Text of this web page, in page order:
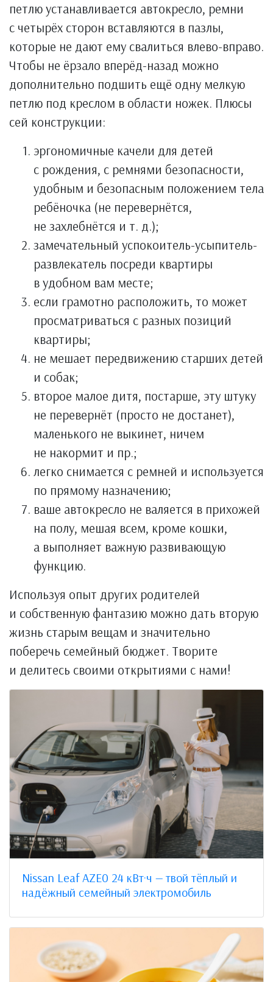
петлю устанавливается автокресло, ремни
с четырёх сторон вставляются в пазлы,
которые не дают ему свалиться влево-вправо.
Чтобы не ёрзало вперёд-назад можно
дополнительно подшить ещё одну мелкую
петлю под креслом в области ножек. Плюсы
сей конструкции:
эргономичные качели для детей
с рождения, с ремнями безопасности,
удобным и безопасным положением тела
ребёночка (не перевернётся,
не захлебнётся и т. д.);
замечательный успокоитель-усыпитель-
развлекатель посреди квартиры
в удобном вам месте;
если грамотно расположить, то может
просматриваться с разных позиций
квартиры;
не мешает передвижению старших детей
и собак;
второе малое дитя, постарше, эту штуку
не перевернёт (просто не достанет),
маленького не выкинет, ничем
не накормит и пр.;
легко снимается с ремней и используется
по прямому назначению;
ваше автокресло не валяется в прихожей
на полу, мешая всем, кроме кошки,
а выполняет важную развивающую
функцию.
Используя опыт других родителей
и собственную фантазию можно дать вторую
жизнь старым вещам и значительно
поберечь семейный бюджет. Творите
и делитесь своими открытиями с нами!
Nissan Leaf AZE0 24 кВт·ч — твой тёплый и
надёжный семейный электромобиль